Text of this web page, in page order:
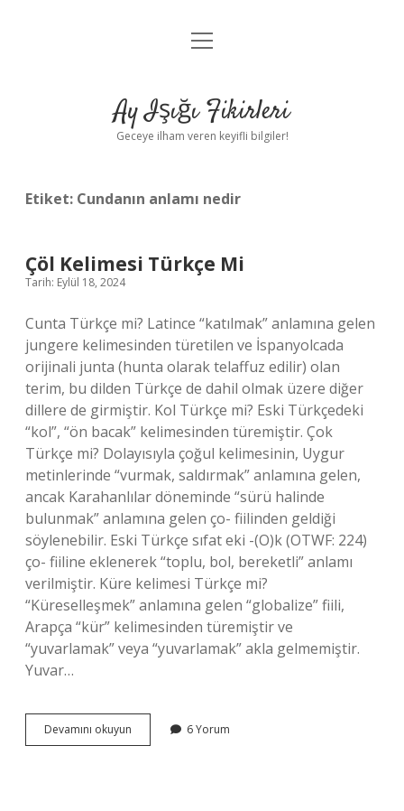
Anasayfa
Yasal Uyarı
menüyü
Ay Işığı Fikirleri
Geceye ilham veren keyifli bilgiler!
Etiket: Cundanın anlamı nedir
Çöl Kelimesi Türkçe Mi
Tarih: Eylül 18, 2024
Cunta Türkçe mi? Latince “katılmak” anlamına gelen
jungere kelimesinden türetilen ve İspanyolcada
orijinali junta (hunta olarak telaffuz edilir) olan
terim, bu dilden Türkçe de dahil olmak üzere diğer
dillere de girmiştir. Kol Türkçe mi? Eski Türkçedeki
“kol”, “ön bacak” kelimesinden türemiştir. Çok
Türkçe mi? Dolayısıyla çoğul kelimesinin, Uygur
metinlerinde “vurmak, saldırmak” anlamına gelen,
ancak Karahanlılar döneminde “sürü halinde
bulunmak” anlamına gelen ço- fiilinden geldiği
söylenebilir. Eski Türkçe sıfat eki -(O)k (OTWF: 224)
ço- fiiline eklenerek “toplu, bol, bereketli” anlamı
verilmiştir. Küre kelimesi Türkçe mi?
“Küreselleşmek” anlamına gelen “globalize” fiili,
Arapça “kür” kelimesinden türemiştir ve
“yuvarlamak” veya “yuvarlamak” akla gelmemiştir.
Yuvar…
Devamını okuyun
Kelimesi
6 Yorum